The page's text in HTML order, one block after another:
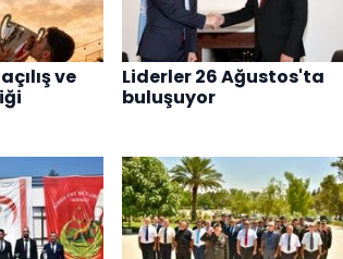
ve
Liderler 26 Ağustos'ta
buluşuyor